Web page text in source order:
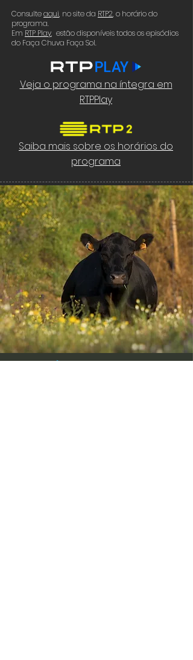
Consulteaqui, no site da RTP2, o horário do
programa.
Em RTP Play, estão disponíveis todos os episódios
do Faça Chuva Faça Sol.
Veja o programa na íntegra em
RTPPlay
Saiba mais sobre os horários do
programa